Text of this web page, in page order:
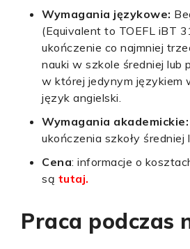
Wymagania językowe:
(Equivalent to TOEFL iBT
ukończenie co najmniej
nauki w szkole średniej lub
w której jedynym językiem
język angielski.
Wymagania akademickie:
ukończenia szkoły średniej
Cena: informacje o
są tutaj.
Praca podczas